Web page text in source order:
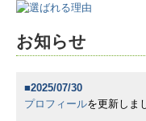
お知らせ
■2025/07/30
プロフィールを更新しま